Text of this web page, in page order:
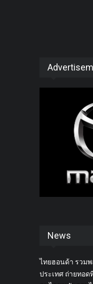
News
ไทยฮอนด้า รวม
ประเทศ ถ่ายทอ